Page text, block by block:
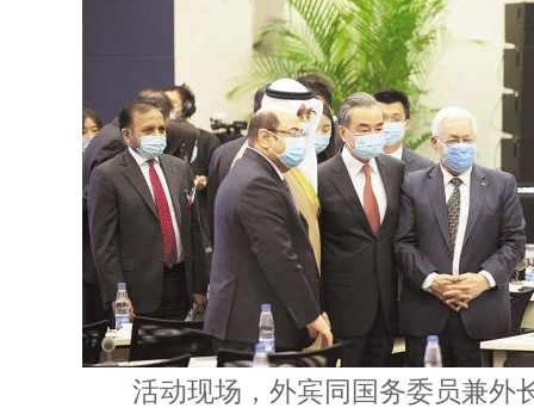
活动现场，外宾同国务委员兼外